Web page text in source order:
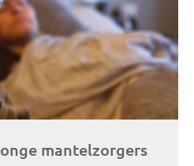
mantelzorgers